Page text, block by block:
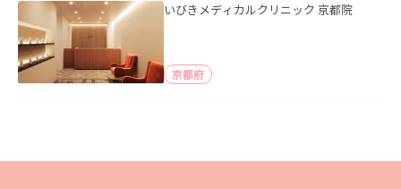
いびきメディカルクリニック 京都院
京都府